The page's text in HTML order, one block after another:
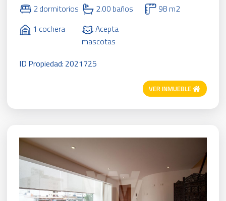
2 dormitorios 2.00 baños
98 m2
1 cochera
Acepta
mascotas
ID Propiedad: 2021725
VER INMUEBLE